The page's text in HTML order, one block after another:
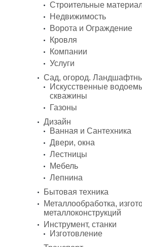
Строительные
Недвижимость
Ворота и Ограждение
Кровля
Компании
Услуги
Сад, огород.
Искусственные
скважины
Газоны
Дизайн
Ванная и Сантехника
Двери, окна
Лестницы
Мебель
Лепнина
Бытовая техника
Металлообработка,
металлоконструкций
Инструмент, станки
Изготовление